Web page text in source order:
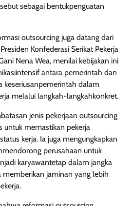
sebagai bentukpenguatan
outsourcing juga datang dari
Konfederasi Serikat Pekerja
Nena Wea, menilai kebijakan ini
antara pemerintah dan
keseriusanpemerintah dalam
melalui langkah-langkahkonkret.
jenis pekerjaan outsourcing
untuk memastikan pekerja
kerja. Ia juga mengungkapkan
perusahaan untuk
karyawantetap dalam jangka
memberikan jaminan yang lebih